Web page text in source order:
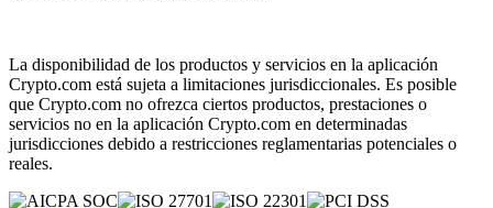
La disponibilidad de los productos y servicios en la aplicación
Crypto.com está sujeta a limitaciones jurisdiccionales. Es posible
que Crypto.com no ofrezca ciertos productos, prestaciones o
servicios no en la aplicación Crypto.com en determinadas
jurisdicciones debido a restricciones reglamentarias potenciales o
reales.